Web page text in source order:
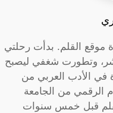
موقع القلم. بدأت رحلتي
وتطورت شغفي ليصبح
الأدب العربي من
الرقمي من الجامعة
قبل خمس سنوات